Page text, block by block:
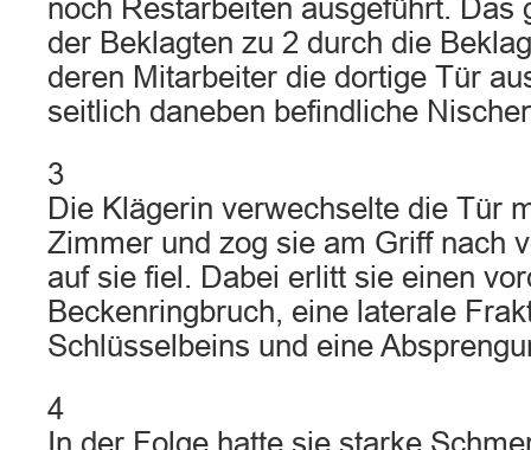
noch Restarbeiten ausgeführt. Das
der Beklagten zu 2 durch die
deren Mitarbeiter die dortige Tür
seitlich daneben befindliche
3
Die Klägerin verwechselte die Tür
Zimmer und zog sie am Griff nach
auf sie fiel. Dabei erlitt sie einen
Beckenringbruch, eine laterale
Schlüsselbeins und eine
4
In der Folge hatte sie starke